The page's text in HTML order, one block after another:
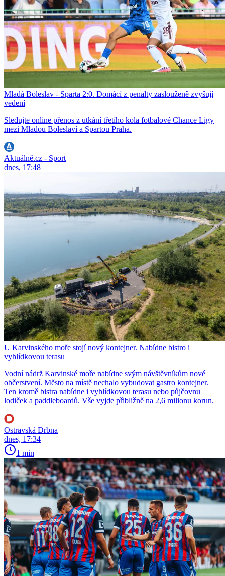
Mladá Boleslav - Sparta 2:0. Domácí z penalty zaslouženě zvyšují
vedení
Sledujte online přenos z utkání třetího kola fotbalové Chance Ligy
mezi Mladou Boleslaví a Spartou Praha.
Aktuálně.cz - Sport
dnes, 17:48
U Karvinského moře stojí nový kontejner. Nabídne bistro i
vyhlídkovou terasu
Vodní nádrž Karvinské moře nabídne svým návštěvníkům nové
občerstvení. Město na místě nechalo vybudovat gastro kontejner.
Ten kromě bistra nabídne i vyhlídkovou terasu nebo půjčovnu
lodiček a paddleboardů. Vše vyjde přibližně na 2,6 milionu korun.
Ostravská Drbna
dnes, 17:34
1 min